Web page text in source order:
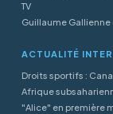
TV
Guillaume
ACTUALITÉ
Droits sportifs :
Afrique
"Alice" en première